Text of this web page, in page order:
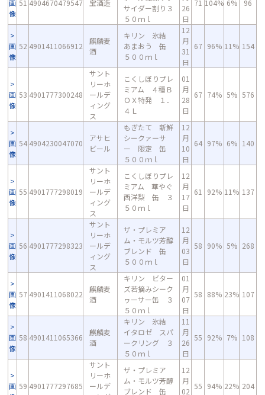
画
像
51 4904670479547 宝酒造
サイダー割り３
５０ｍｌ
26
日
71 104% 6% 96
画
像
52 4901411066912
麒麟麦
酒
キリン 氷結
あまおう 缶
５００ｍｌ
12
月
31
日
67 96% 11% 154
画
像
53 4901777300248
サント
リーホ
ールデ
ィング
ス
こくしぼりプレ
ミアム ４種Ｂ
ＯＸ特発 １．
４Ｌ
01
月
28
日
67 74% 5% 576
画
像
54 4904230047070
アサヒ
ビール
もぎたて 新鮮
シークァーサ
ー 限定 缶
５００ｍｌ
12
月
10
日
64 97% 6% 140
画
像
55 4901777298019
サント
リーホ
ールデ
ィング
ス
こくしぼりプレ
ミアム 華やぐ
西洋梨 缶 ３
５０ｍｌ
12
月
17
日
61 92% 11% 137
画
像
56 4901777298323
サント
リーホ
ールデ
ィング
ス
ザ・プレミア
ム・モルツ芳醇
ブレンド 缶
５００ｍｌ
12
月
03
日
58 90% 5% 268
画
像
57 4901411068022
麒麟麦
酒
キリン ビター
ズ若摘みシーク
ヮーサー缶 ３
５０ｍｌ
01
月
07
日
58 88% 23% 107
画
像
58 4901411065366
麒麟麦
酒
キリン 氷結
イタロゼ スパ
ークリング ３
５０ｍｌ
11
月
26
日
55 92% 7% 108
画 59 4901777297685
サント
リーホ
ールデ
ザ・プレミア
ム・モルツ芳醇
ブレンド 缶
12
月
02
55 94% 22% 204